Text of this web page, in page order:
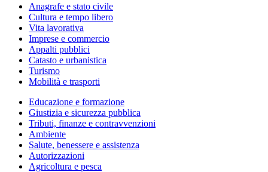
Anagrafe e stato civile
Cultura e tempo libero
Vita lavorativa
Imprese e commercio
Appalti pubblici
Catasto e urbanistica
Turismo
Mobilità e trasporti
Educazione e formazione
Giustizia e sicurezza pubblica
Tributi, finanze e contravvenzioni
Ambiente
Salute, benessere e assistenza
Autorizzazioni
Agricoltura e pesca